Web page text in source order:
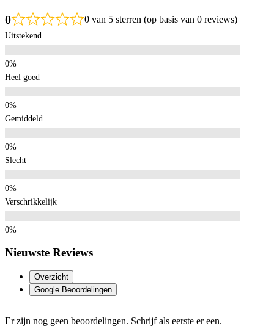
0 0 van 5 sterren (op basis van 0 reviews)
Uitstekend
Heel goed
Gemiddeld
Slecht
Verschrikkelijk
Nieuwste Reviews
Overzicht
Google Beoordelingen
Er zijn nog geen beoordelingen. Schrijf als eerste er een.